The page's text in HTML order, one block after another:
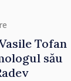
Tofan
său